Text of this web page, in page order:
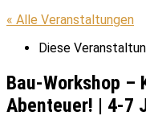
« Alle Veranstaltungen
Diese
Bau-Workshop –
Abenteuer! | 4-7